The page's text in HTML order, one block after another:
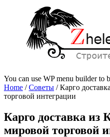
You can use WP menu builder to
Home /Советы /Карго
торговой интеграции
Карго доставка из
мировой торговой